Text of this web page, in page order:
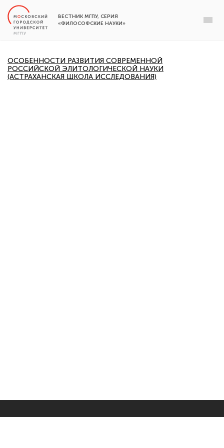
ВЕСТНИК МГПУ, СЕРИЯ
«ФИЛОСОФСКИЕ НАУКИ»
ОСОБЕННОСТИ РАЗВИТИЯ СОВРЕМЕННОЙ
РОССИЙСКОЙ ЭЛИТОЛОГИЧЕСКОЙ НАУКИ
(АСТРАХАНСКАЯ ШКОЛА ИССЛЕДОВАНИЯ)